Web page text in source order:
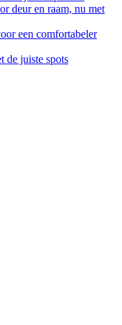
deur en raam, nu met
een comfortabeler
de juiste spots